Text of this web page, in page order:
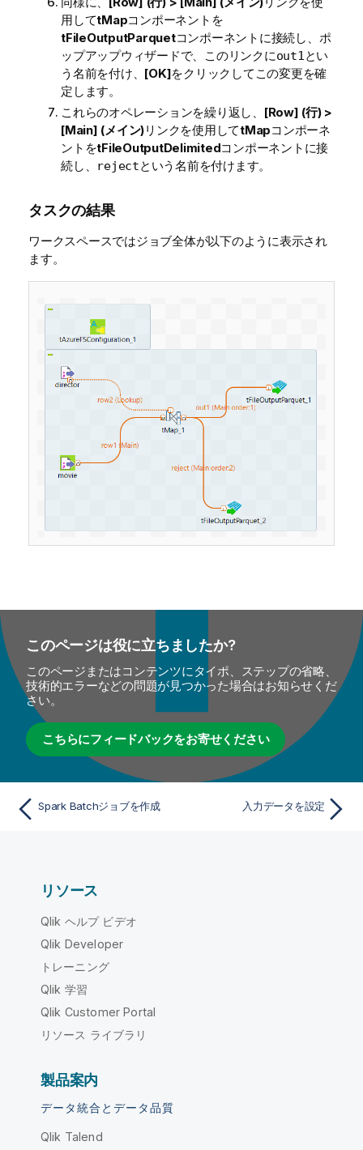
用してtMapコンポーネントを
tFileOutputParquetコンポーネントに接続し、ポ
ップアップウィザードで、このリンクにout1とい
う名前を付け、 [OK]をクリックしてこの変更を確
定します。
これらのオペレーションを繰り返し、 [Row] (行) >
[Main] (メイン)リンクを使用してtMapコンポーネ
ントをtFileOutputDelimitedコンポーネントに接
続し、
rejectという名前を付けます。
タスクの結果
ワークスペースではジョブ全体が以下のように表示され
ます。
このページは役に立ちましたか?
このページまたはコンテンツにタイポ、ステップの省略、
技術的エラーなどの問題が見つかった場合はお知らせくだ
さい。
こちらにフィードバックをお寄せください
Spark Batchジョブを作成 入力データを設定
リソース
Qlik ヘルプ ビデオ
Qlik Developer
トレーニング
Qlik 学習
Qlik Customer Portal
リソース ライブラリ
製品案内
データ統合とデータ品質
Qlik Talend